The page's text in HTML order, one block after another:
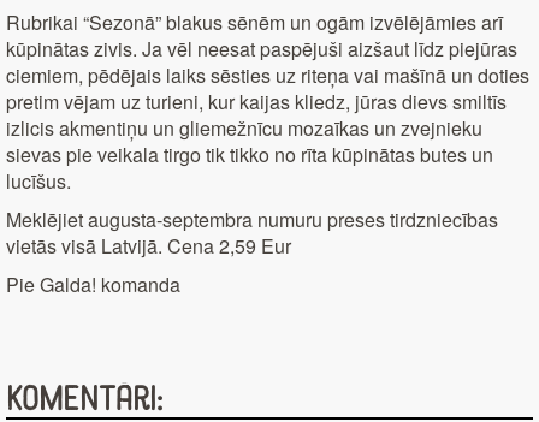
Rubrikai “Sezonā” blakus sēnēm un ogām izvēlējāmies arī
kūpinātas zivis. Ja vēl neesat paspējuši aizšaut līdz piejūras
ciemiem, pēdējais laiks sēsties uz riteņa vai mašīnā un doties
pretim vējam uz turieni, kur kaijas kliedz, jūras dievs smiltīs
izlicis akmentiņu un gliemežnīcu mozaīkas un zvejnieku
sievas pie veikala tirgo tik tikko no rīta kūpinātas butes un
lucīšus.
Meklējiet augusta-septembra numuru preses tirdzniecības
vietās visā Latvijā. Cena 2,59 Eur
Pie Galda! komanda
Komentāri: